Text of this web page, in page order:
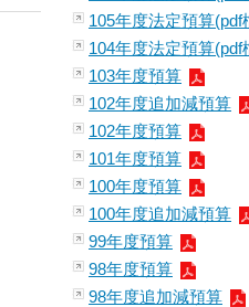
105年度法定預算(pdf
104年度法定預算(pdf
103年度預算
102年度追加減預算
102年度預算
101年度預算
100年度預算
100年度追加減預算
99年度預算
98年度預算
98年度追加減預算